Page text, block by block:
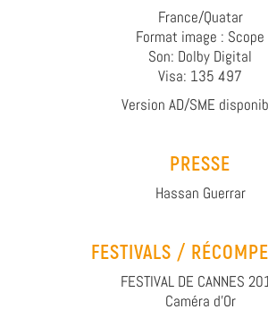
France/Quatar
Format image : Scope
Son: Dolby Digital
Visa: 135 497
Version AD/SME
PRESSE
Hassan Guerrar
FESTIVALS /
FESTIVAL DE CANNES
Caméra d'Or